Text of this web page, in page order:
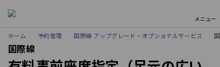
メニュー
ホーム 予約管理 国際線 アップグレード・オプショナルサービス
国際線